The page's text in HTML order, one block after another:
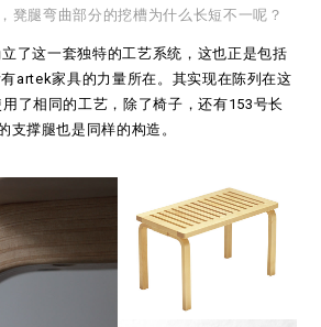
凳腿弯曲部分的挖槽为什么长短不一呢？
了这一套独特的工艺系统，这也正是包括
artek家具的力量所在。其实现在陈列在这
了相同的工艺，除了椅子，还有153号长
支撑腿也是同样的构造。